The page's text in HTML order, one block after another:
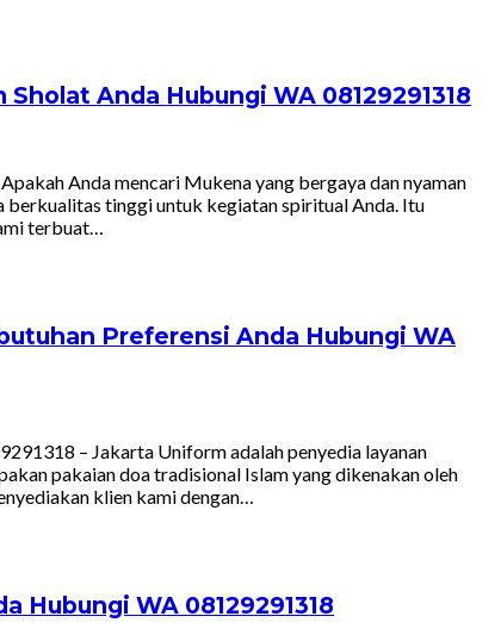
Anda Hubungi WA 08129291318
Anda mencari Mukena yang bergaya dan nyaman
tinggi untuk kegiatan spiritual Anda. Itu
terbuat…
Preferensi Anda Hubungi WA
– Jakarta Uniform adalah penyedia layanan
pakaian doa tradisional Islam yang dikenakan oleh
klien kami dengan…
Hubungi WA 08129291318